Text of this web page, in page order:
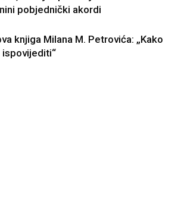
pobjednički akordi
knjiga Milana M. Petrovića: „Kako
ispovijediti“